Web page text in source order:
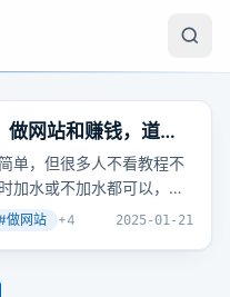
做网站和赚钱，道理
单，但很多人不看教程不
时加水或不加水都可以，加
白，还需注意舀油的时机
站全流程，很多人表示有
做网站 +4 2025-01-21